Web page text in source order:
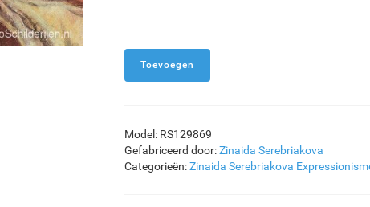
Model: RS129869
Gefabriceerd door:Zinaida Serebriakova
Categorieën:Zinaida Serebriakova